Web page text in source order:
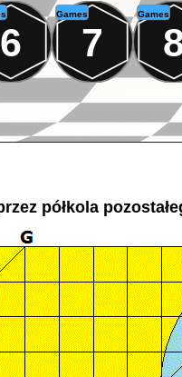
6
Games
7
Games
półkola